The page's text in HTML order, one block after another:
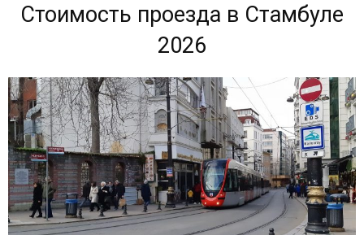
Стоимость проезда в Стамбуле
2026